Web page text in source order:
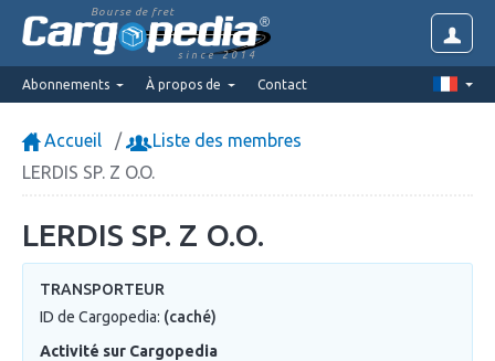
Bourse de fret
since 2014
Abonnements À propos de Contact
Accueil
Liste des membres
LERDIS SP. Z O.O.
LERDIS SP. Z O.O.
TRANSPORTEUR
ID de Cargopedia: (caché)
Activité sur Cargopedia